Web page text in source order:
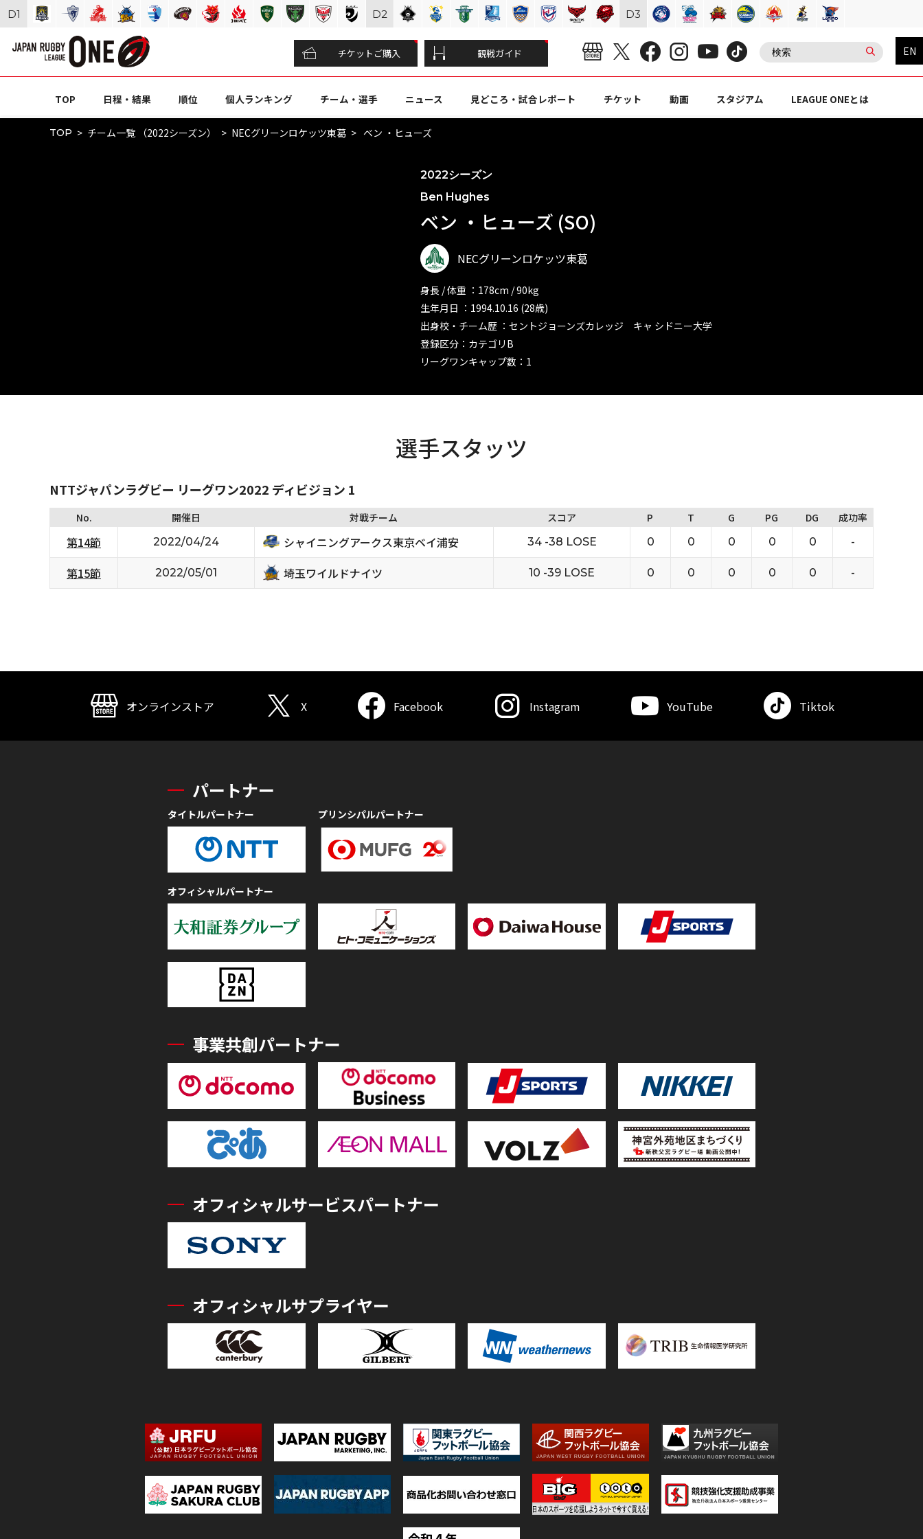
チケットご購入 観戦ガイド EN
TOP 日程・結果 順位 個人ランキング チーム・選手 ニュース 見どころ・試合レポート チケット 動画 スタジアム LEAGUE ONEとは
TOP チーム一覧 （2022シーズン） NECグリーンロケッツ東葛 ベン ・ヒューズ
2022シーズン
Ben Hughes
ベン ・ヒューズ (SO)
NECグリーンロケッツ東葛
身長 / 体重 ：178cm / 90kg
生年月日 ：1994.10.16 (28歳)
出身校・チーム歴 ：セントジョーンズカレッジ キャ シドニー大学
登録区分：カテゴリB
リーグワンキャップ数：1
選手スタッツ
NTTジャパンラグビー リーグワン2022 ディビジョン 1
No. 開催日 対戦チーム スコア P T G PG DG 成功率
第14節 2022/04/24 シャイニングアークス東京ベイ浦安 34 -38 LOSE 0 0 0 0 0 -
第15節 2022/05/01 埼玉ワイルドナイツ 10 -39 LOSE 0 0 0 0 0 -
D1 D2 D3
オンラインストア X Facebook Instagram YouTube Tiktok
パートナー
タイトルパートナー プリンシパルパートナー
オフィシャルパートナー
事業共創パートナー
オフィシャルサービスパートナー
オフィシャルサプライヤー